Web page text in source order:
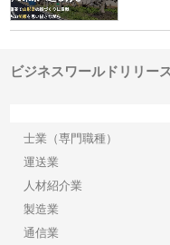
ビジネスワールドリリース
士業（専門職種）
運送業
人材紹介業
製造業
通信業